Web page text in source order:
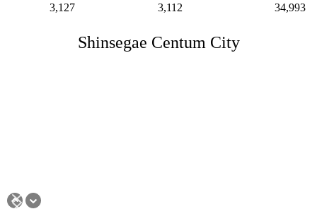
3,127
3,112 34,993
Shinsegae Centum City